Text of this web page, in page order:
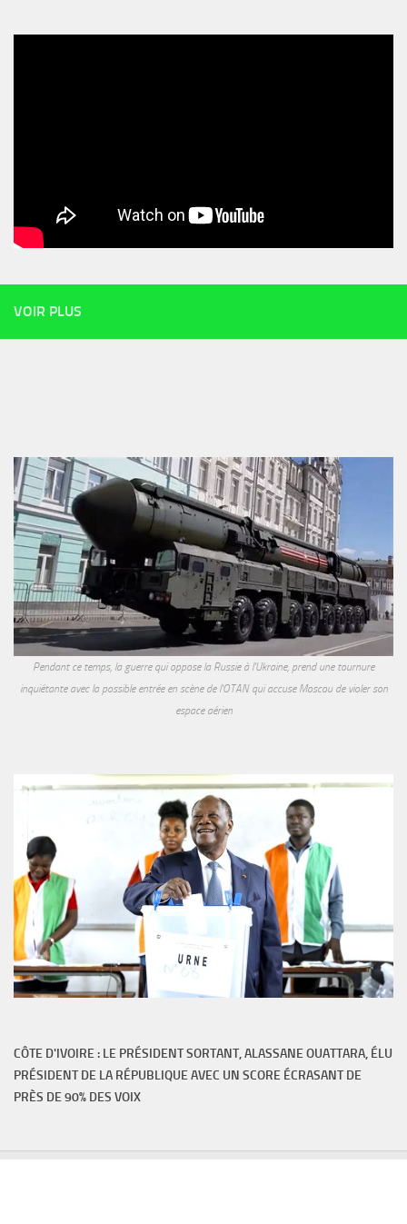
VOIR PLUS
Pendant ce temps, la guerre qui oppose la Russie à l'Ukraine, prend une tournure
inquiétante avec la possible entrée en scène de l'OTAN qui accuse Moscou de violer son
espace aérien
CÔTE D'IVOIRE : LE PRÉSIDENT SORTANT, ALASSANE OUATTARA, ÉLU
PRÉSIDENT DE LA RÉPUBLIQUE AVEC UN SCORE ÉCRASANT DE
PRÈS DE 90% DES VOIX